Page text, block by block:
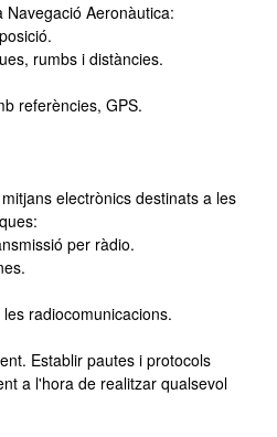
Aeronàutica:
rumbs i distàncies.
referències, GPS.
electrònics destinats a les
per ràdio.
radiocomunicacions.
Establir pautes i protocols
a l'hora de realitzar qualsevol